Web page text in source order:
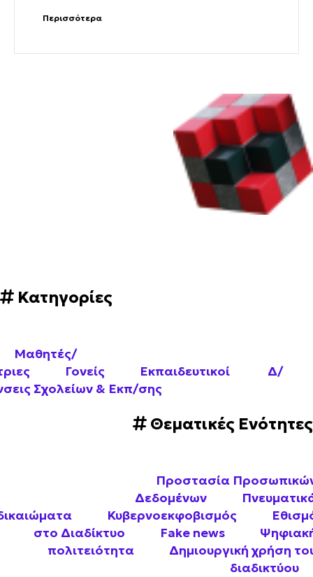
Περισσότερα
Κατηγορίες
Μαθητές/
Γονείς Εκπαιδευτικοί
Δ/
Σχολείων & Εκπ/σης
Θεματικές Ενότητες
Προστασία
Δεδομένων
Κυβερνοεκφοβισμός
στο Διαδίκτυο
Fake news
πολιτειότητα
Δημιουργική χρήση
διαδικτύου